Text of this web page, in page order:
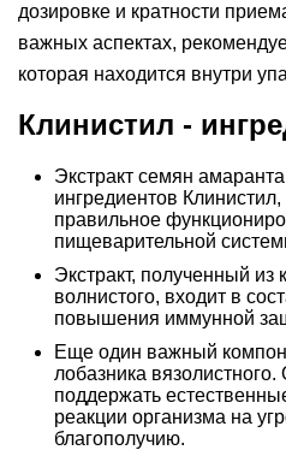
дозировке и кратности
важных аспектах,
которая находится внутри
Клинистил -
Экстракт семян
ингредиентов
правильное
пищеварительной
Экстракт, полученный из
волнистого, входит в
повышения иммунной
Еще один важный
лобазника
поддержать
реакции организма на
благополучию.